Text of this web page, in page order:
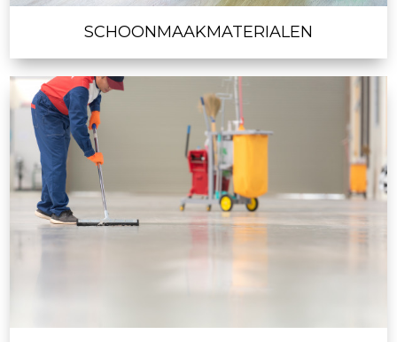
SCHOONMAAKMATERIALEN